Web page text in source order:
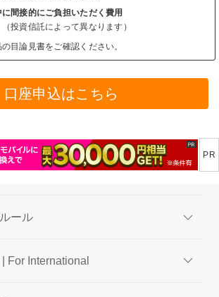
間接的にご負担いただく費用
投資信託によって異なります）
目論見書をご確認ください。
口座申込はこちら
ール
For International